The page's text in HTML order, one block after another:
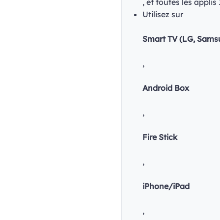
, et toutes les applis
Utilisez sur
Smart TV (LG,
,
Android Box
,
Fire Stick
,
iPhone/iPad
,